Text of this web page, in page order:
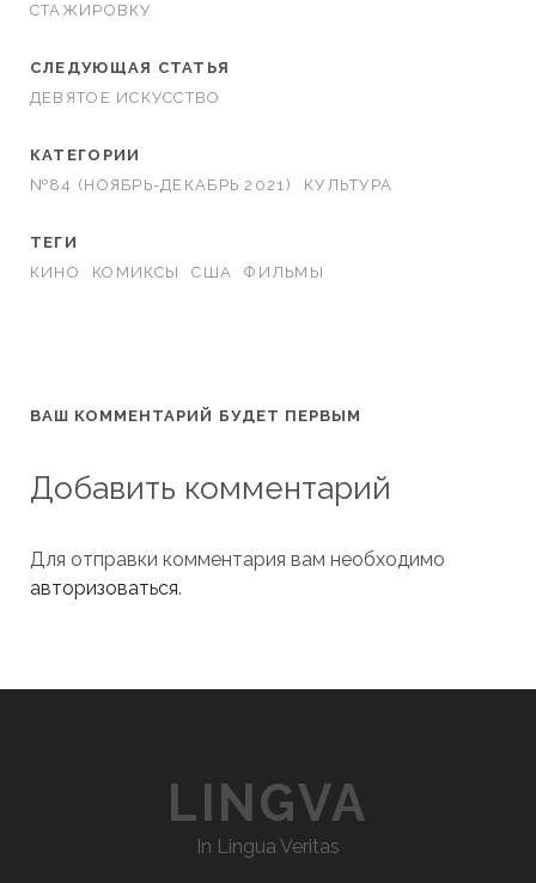
СТАЖИРОВКУ
СЛЕДУЮЩАЯ СТАТЬЯ
ДЕВЯТОЕ ИСКУССТВО
КАТЕГОРИИ
№84 (НОЯБРЬ-ДЕКАБРЬ 2021)
КУЛЬТУРА
ТЕГИ
КИНО
КОМИКСЫ США ФИЛЬМЫ
ВАШ КОММЕНТАРИЙ БУДЕТ ПЕРВЫМ
Добавить комментарий
Для отправки комментария вам необходимо
авторизоваться.
LINGVA
In Lingua Veritas